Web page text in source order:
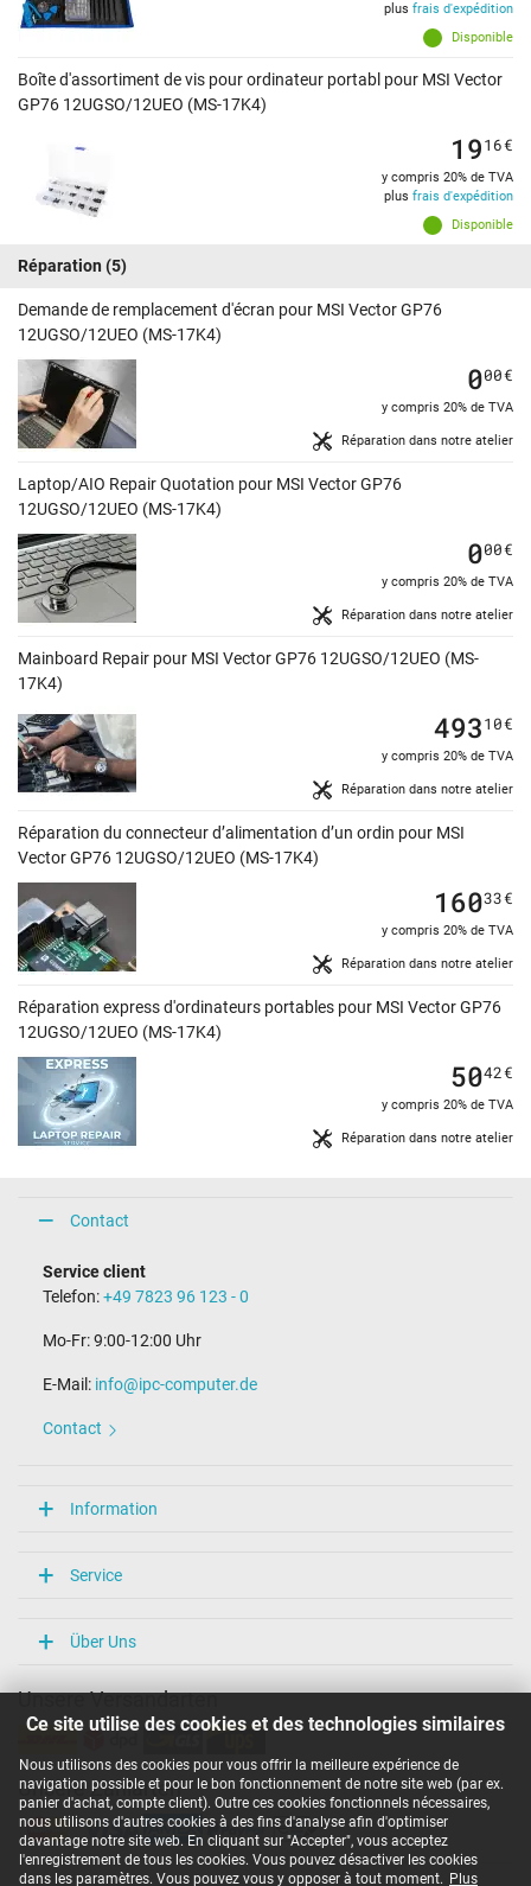
Ce site utilise des cookies et des technologies similaires
Nous utilisons des cookies pour vous offrir la meilleure expérience de
navigation possible et pour le bon fonctionnement de notre site web (par ex.
panier d'achat, compte client). Outre ces cookies fonctionnels nécessaires,
nous utilisons d'autres cookies à des fins d'analyse afin d'optimiser
davantage notre site web. En cliquant sur "Accepter", vous acceptez
l'enregistrement de tous les cookies. Vous pouvez désactiver les cookies
dans les paramètres. Vous pouvez vous y opposer à tout moment. Plus
Disponible
plus frais d'expédition
Boîte d'assortiment de vis pour ordinateur portabl pour MSI Vector
GP76 12UGSO/12UEO (MS-17K4)
Disponible
1916€
y compris 20% de TVA
plus frais d'expédition
Réparation (5)
Demande de remplacement d'écran pour MSI Vector GP76
12UGSO/12UEO (MS-17K4)
Réparation dans notre atelier
000€
y compris 20% de TVA
Laptop/AIO Repair Quotation pour MSI Vector GP76
12UGSO/12UEO (MS-17K4)
Réparation dans notre atelier
000€
y compris 20% de TVA
Mainboard Repair pour MSI Vector GP76 12UGSO/12UEO (MS-
17K4)
Réparation dans notre atelier
49310€
y compris 20% de TVA
Réparation du connecteur d’alimentation d’un ordin pour MSI
Vector GP76 12UGSO/12UEO (MS-17K4)
Réparation dans notre atelier
16033€
y compris 20% de TVA
Réparation express d'ordinateurs portables pour MSI Vector GP76
12UGSO/12UEO (MS-17K4)
Réparation dans notre atelier
5042€
y compris 20% de TVA
Contact
Service client
Telefon:+49 7823 96 123 - 0
Mo-Fr: 9:00-12:00 Uhr
E-Mail: info@ipc-computer.de
Contact
Information
Service
Über Uns
Unsere Versandarten
Unsere Zahlarten